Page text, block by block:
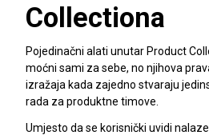
Collectiona
Pojedinačni alati unutar Product
moćni sami za sebe, no njihova
izražaja kada zajedno stvaraju
rada za produktne timove.
Umjesto da se korisnički uvidi